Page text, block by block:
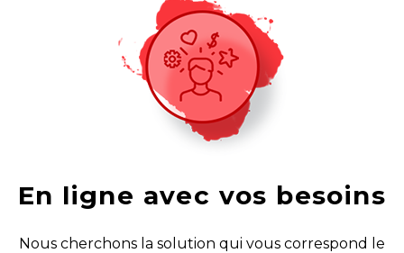
En ligne avec vos besoins
Nous cherchons la solution qui vous correspond le